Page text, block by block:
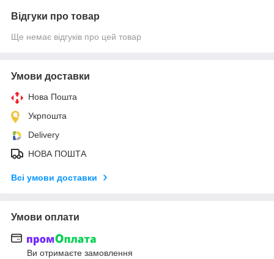
Відгуки про товар
Ще немає відгуків про цей товар
Умови доставки
Нова Пошта
Укрпошта
Delivery
НОВА ПОШТА
Всі умови доставки
Умови оплати
Ви отримаєте замовлення